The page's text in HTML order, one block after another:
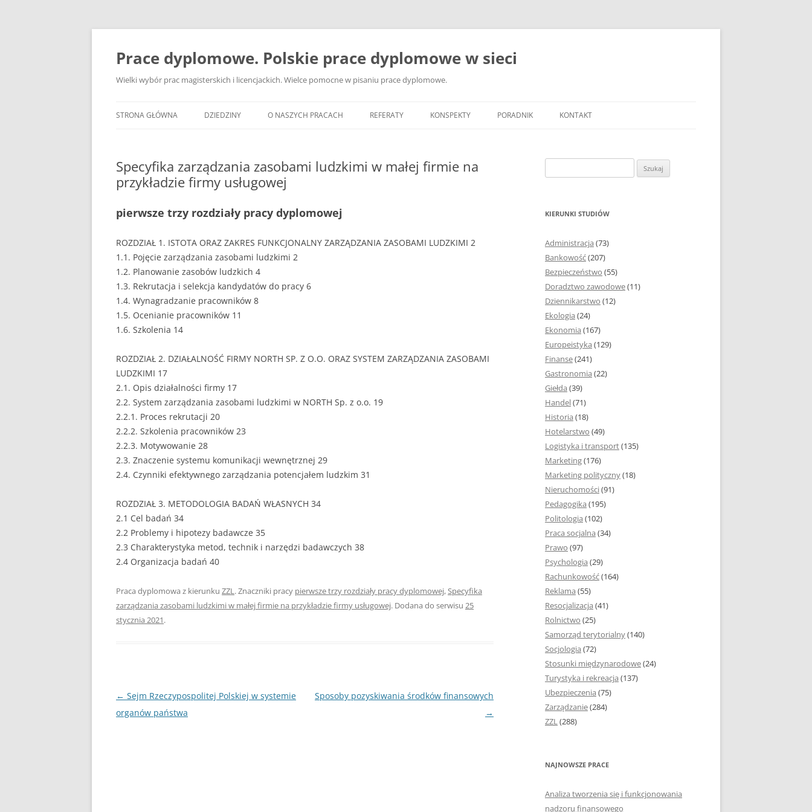
Przejdź
Prace dyplomowe. Polskie prace dyplomowe w sieci
Wielki wybór prac magisterskich i licencjackich. Wielce pomocne w pisaniu prace dyplomowe.
STRONA GŁÓWNA DZIEDZINY
BANKOWOŚĆ
BEZPIECZEŃSTWO
DZIENNIKARSTWO
EKOLOGIA
EUROPEISTYKA
FINANSE
GIEŁDA
HANDEL
HISTORIA
LOGISTYKA I TRANSPORT
NIERUCHOMOŚCI
PEDAGOGIKA
POLITOLOGIA
PRAWO
O NASZYCH PRACACH REFERATY KONSPEKTY PORADNIK
JAK ZBIERAĆ I OPRACOWYWAĆ
BIBLIOGRAFICZNYCH
ZAWARTOŚĆ I ROZMIAR PRACY
DYPLOMOWEJ
ESTETYKA PRACY DYPLOMOWEJ –
WYRÓŻNIENIA, NUMEROWANIE
CZCIONKA, MARGINESY I
WIELKOŚĆ STRON
STRUKTURA AKAPITU W PRACY
DYPLOMOWEJ
STYL PRACY DYPLOMOWEJ
SPIS TREŚCI W PRACY
DYPLOMOWEJ
WSTĘP PRACY DYPLOMOWEJ
ROZDZIAŁY I PODROZDZIAŁY
ZAKOŃCZENIE PRACY
DYPLOMOWEJ
BIBLIOGRAFIA
SPIS RYSUNKÓW, TABEL I
ZAŁĄCZNIKÓW
TABELE, RYSUNKI ORAZ WYKRESY
KSIĄŻKI, KTÓRE POMOGĄ CI
KONTAKT
Specyfika zarządzania zasobami ludzkimi w małej firmie na
przykładzie firmy usługowej
pierwsze trzy rozdziały pracy dyplomowej
ROZDZIAŁ 1. ISTOTA ORAZ ZAKRES FUNKCJONALNY ZARZĄDZANIA ZASOBAMI LUDZKIMI 2
1.1. Pojęcie zarządzania zasobami ludzkimi 2
1.2. Planowanie zasobów ludzkich 4
1.3. Rekrutacja i selekcja kandydatów do pracy 6
1.4. Wynagradzanie pracowników 8
1.5. Ocenianie pracowników 11
1.6. Szkolenia 14
ROZDZIAŁ 2. DZIAŁALNOŚĆ FIRMY NORTH SP. Z O.O. ORAZ SYSTEM ZARZĄDZANIA ZASOBAMI
LUDZKIMI 17
2.1. Opis działalności firmy 17
2.2. System zarządzania zasobami ludzkimi w NORTH Sp. z o.o. 19
2.2.1. Proces rekrutacji 20
2.2.2. Szkolenia pracowników 23
2.2.3. Motywowanie 28
2.3. Znaczenie systemu komunikacji wewnętrznej 29
2.4. Czynniki efektywnego zarządzania potencjałem ludzkim 31
ROZDZIAŁ 3. METODOLOGIA BADAŃ WŁASNYCH 34
2.1 Cel badań 34
2.2 Problemy i hipotezy badawcze 35
2.3 Charakterystyka metod, technik i narzędzi badawczych 38
2.4 Organizacja badań 40
Praca dyplomowa z kierunku ZZL. Znaczniki pracy pierwsze trzy rozdziały pracy dyplomowej,Specyfika
zarządzania zasobami ludzkimi w małej firmie na przykładzie firmy usługowej. Dodana do serwisu 25
stycznia 2021.
Nawigacja
wpisu
← Sejm Rzeczypospolitej Polskiej w systemie
organów państwa
Sposoby pozyskiwania środków finansowych
→
KIERUNKI STUDIÓW
Administracja (73)
Bankowość(207)
Bezpieczeństwo (55)
Doradztwo zawodowe(11)
Dziennikarstwo (12)
Ekologia (24)
Ekonomia (167)
Europeistyka (129)
Finanse(241)
Gastronomia (22)
Giełda (39)
Handel(71)
Historia (18)
Hotelarstwo (49)
Logistyka i transport(135)
Marketing(176)
Marketing polityczny(18)
Nieruchomości(91)
Pedagogika (195)
Politologia (102)
Praca socjalna (34)
Prawo (97)
Psychologia (29)
Rachunkowość(164)
Reklama (55)
Resocjalizacja (41)
Rolnictwo (25)
Samorząd terytorialny(140)
Socjologia (72)
Stosunki międzynarodowe(24)
Turystyka i rekreacja (137)
Ubezpieczenia (75)
Zarządzanie(284)
ZZL(288)
NAJNOWSZE PRACE
Analiza tworzenia się i funkcjonowania
nadzoru finansowego